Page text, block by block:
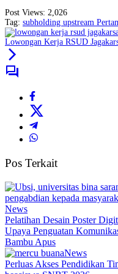
Post Views: 2,026
Tag: subholding upstream
Lowongan Kerja RSUD
Pos Terkait
News
Pelatihan Desain Poster
Upaya Penguatan
Bambu Apus
News
Perluas Akses Pendidikan